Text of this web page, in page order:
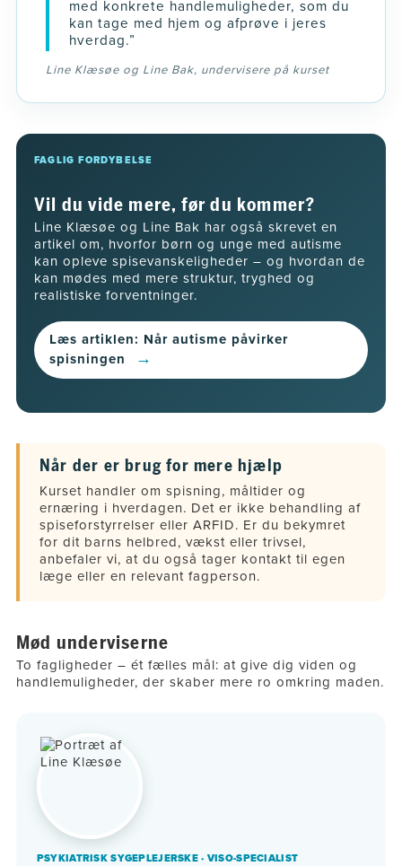
med konkrete handlemuligheder, som du
kan tage med hjem og afprøve i jeres
hverdag.”
Line Klæsøe og Line Bak, undervisere på kurset
FAGLIG FORDYBELSE
Vil du vide mere, før du kommer?
Line Klæsøe og Line Bak har også skrevet en
artikel om, hvorfor børn og unge med autisme
kan opleve spisevanskeligheder – og hvordan de
kan mødes med mere struktur, tryghed og
realistiske forventninger.
Læs artiklen: Når autisme påvirker
spisningen
→
Når der er brug for mere hjælp
Kurset handler om spisning, måltider og
ernæring i hverdagen. Det er ikke behandling af
spiseforstyrrelser eller ARFID. Er du bekymret
for dit barns helbred, vækst eller trivsel,
anbefaler vi, at du også tager kontakt til egen
læge eller en relevant fagperson.
Mød underviserne
To fagligheder – ét fælles mål: at give dig viden og
handlemuligheder, der skaber mere ro omkring maden.
PSYKIATRISK SYGEPLEJERSKE · VISO-SPECIALIST